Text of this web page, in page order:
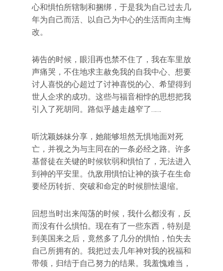
心和惧怕所辖制和捆绑，于是我为自己过去几
年为自己而活、以自己为中心的生活而向主悔
改。
祷告的时候，眼泪再也禁不住了，我在车里放
声痛哭，不住地求主赦免我的自我中心、想要
讨人喜悦的心超过了讨神喜悦的心、希望得到
世人企求的成功。这些与福音相悖的思想把我
引入了死胡同。路似乎越走越窄了……
听沈颖姊妹分享，她能够坦然无惧地面对死
亡，并视之为与主同在的一条必经之路。许多
基督徒在关键的时候软弱和惧怕了，无法进入
到神的平安里。仇敌用惧怕让神的孩子在生命
要经历转折、突破和命定的时候胆怯退缩。
回想当时出来闯荡的时候，我什么都没有，反
而没有什么惧怕。现在有了一些东西，特别是
到美国来之后，竟然多了几分的惧怕，怕失去
自己所拥有的。我把过去几年神对我的祝福和
带领，归结于自己努力的结果。我羞愧难当，